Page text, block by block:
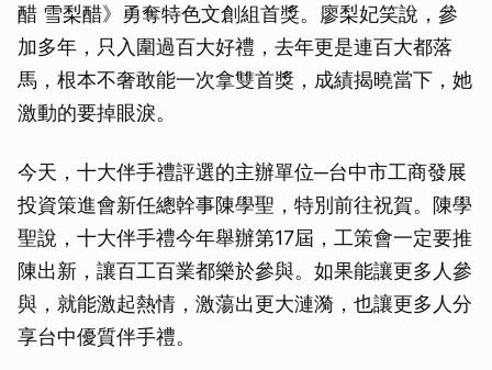
醋 雪梨醋》勇奪特色文創組首獎。廖梨妃笑說，參
加多年，只入圍過百大好禮，去年更是連百大都落
馬，根本不奢敢能一次拿雙首獎，成績揭曉當下，她
激動的要掉眼淚。
今天，十大伴手禮評選的主辦單位─台中市工商發展
投資策進會新任總幹事陳學聖，特別前往祝賀。陳學
聖說，十大伴手禮今年舉辦第17屆，工策會一定要推
陳出新，讓百工百業都樂於參與。如果能讓更多人參
與，就能激起熱情，激蕩出更大漣漪，也讓更多人分
享台中優質伴手禮。